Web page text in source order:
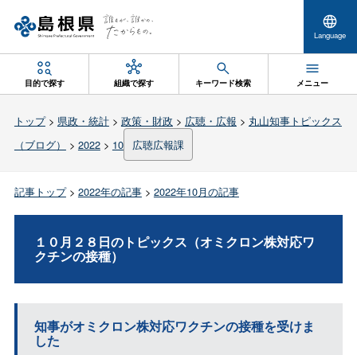
Language
目的で探す 組織で探す キーワード検索 メニュー
トップ> 県政・統計> 政策・財政 > 広聴・広報 > 丸山知事トピックス
（ブログ）
> 2022> 10 広聴広報課
記事トップ> 2022年の記事> 2022年10月の記事
１０月２８日のトピックス（オミクロン株対応ワ
クチンの接種）
知事がオミクロン株対応ワクチンの接種を受けま
した